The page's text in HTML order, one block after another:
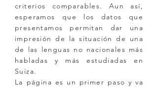
criterios comparables. Aun así,
esperamos que los datos que
presentamos permitan dar una
impresión de la situación de una
de las lenguas no nacionales más
habladas y más estudiadas en
Suiza.
La página es un primer paso y va